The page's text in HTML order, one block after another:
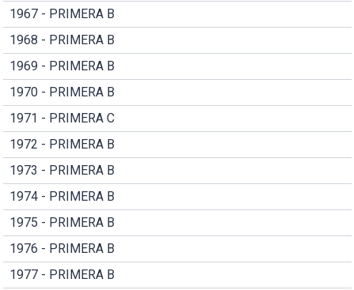
1967 - PRIMERA B
1968 - PRIMERA B
1969 - PRIMERA B
1970 - PRIMERA B
1971 - PRIMERA C
1972 - PRIMERA B
1973 - PRIMERA B
1974 - PRIMERA B
1975 - PRIMERA B
1976 - PRIMERA B
1977 - PRIMERA B